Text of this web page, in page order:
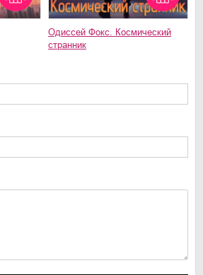
Одиссей Фокс. Космический
странник